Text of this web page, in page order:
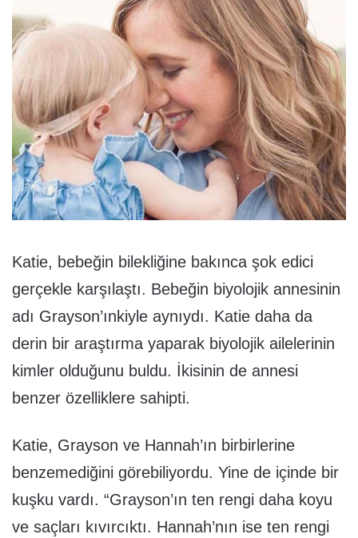
Katie, bebeğin bilekliğine bakınca şok edici
gerçekle karşılaştı. Bebeğin biyolojik annesinin
adı Grayson’ınkiyle aynıydı. Katie daha da
derin bir araştırma yaparak biyolojik ailelerinin
kimler olduğunu buldu. İkisinin de annesi
benzer özelliklere sahipti.
Katie, Grayson ve Hannah’ın birbirlerine
benzemediğini görebiliyordu. Yine de içinde bir
kuşku vardı. “Grayson’ın ten rengi daha koyu
ve saçları kıvırcıktı. Hannah’nın ise ten rengi